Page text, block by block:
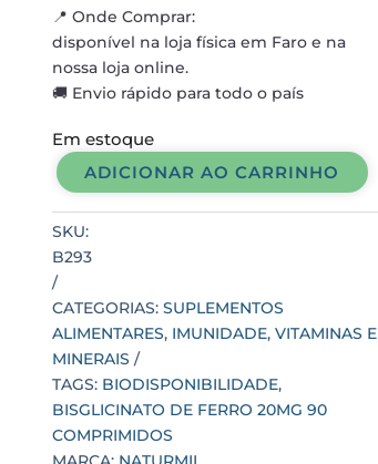
📍 Onde Comprar:
disponível na loja física em Faro e na
nossa loja online.
🚚 Envio rápido para todo o país
Em estoque
BISGLICINATO
DE
FERRO
20MG
90
COMPRIMIDOS
quantidade
ADICIONAR AO CARRINHO
SKU:
B293
CATEGORIAS: SUPLEMENTOS
ALIMENTARES, IMUNIDADE, VITAMINAS E
MINERAIS
TAGS: BIODISPONIBILIDADE,
BISGLICINATO DE FERRO 20MG 90
COMPRIMIDOS